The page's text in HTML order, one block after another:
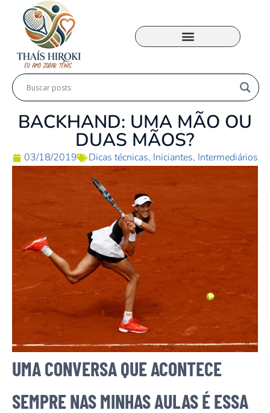
BACKHAND: UMA MÃO OU
DUAS MÃOS?
03/18/2019 Dicas técnicas, Iniciantes, Intermediários
UMA CONVERSA QUE ACONTECE
SEMPRE NAS MINHAS AULAS É ESSA